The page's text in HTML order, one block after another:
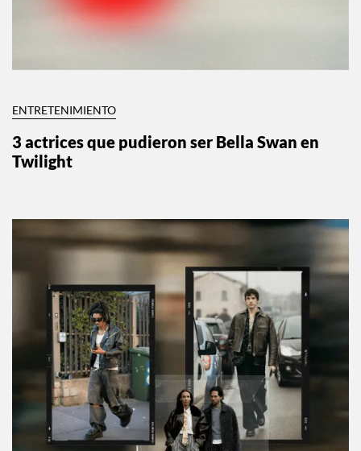
ENTRETENIMIENTO
3 actrices que pudieron ser Bella Swan en
Twilight